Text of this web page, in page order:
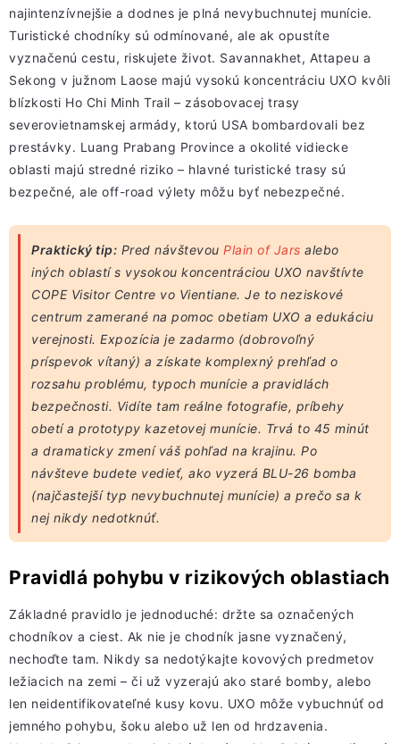
najintenzívnejšie a dodnes je plná nevybuchnutej munície.
Turistické chodníky sú odmínované, ale ak opustíte
vyznačenú cestu, riskujete život. Savannakhet, Attapeu a
Sekong v južnom Laose majú vysokú koncentráciu UXO kvôli
blízkosti Ho Chi Minh Trail – zásobovacej trasy
severovietnamskej armády, ktorú USA bombardovali bez
prestávky. Luang Prabang Province a okolité vidiecke
oblasti majú stredné riziko – hlavné turistické trasy sú
bezpečné, ale off-road výlety môžu byť nebezpečné.
Praktický tip: Pred návštevou Plain of Jars alebo
iných oblastí s vysokou koncentráciou UXO navštívte
COPE Visitor Centre vo Vientiane. Je to neziskové
centrum zamerané na pomoc obetiam UXO a edukáciu
verejnosti. Expozícia je zadarmo (dobrovoľný
príspevok vítaný) a získate komplexný prehľad o
rozsahu problému, typoch munície a pravidlách
bezpečnosti. Vidíte tam reálne fotografie, príbehy
obetí a prototypy kazetovej munície. Trvá to 45 minút
a dramaticky zmení váš pohľad na krajinu. Po
návšteve budete vedieť, ako vyzerá BLU-26 bomba
(najčastejší typ nevybuchnutej munície) a prečo sa k
nej nikdy nedotknúť.
Pravidlá pohybu v rizikových oblastiach
Základné pravidlo je jednoduché: držte sa označených
chodníkov a ciest. Ak nie je chodník jasne vyznačený,
nechoďte tam. Nikdy sa nedotýkajte kovových predmetov
ležiacich na zemi – či už vyzerajú ako staré bomby, alebo
len neidentifikovateľné kusy kovu. UXO môže vybuchnúť od
jemného pohybu, šoku alebo už len od hrdzavenia.